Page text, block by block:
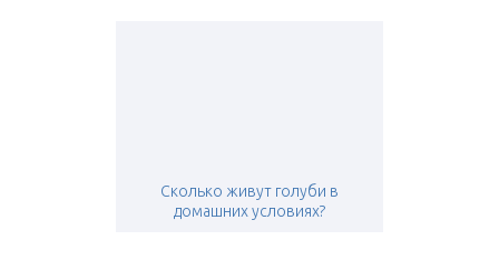
Сколько живут голуби в
домашних условиях?